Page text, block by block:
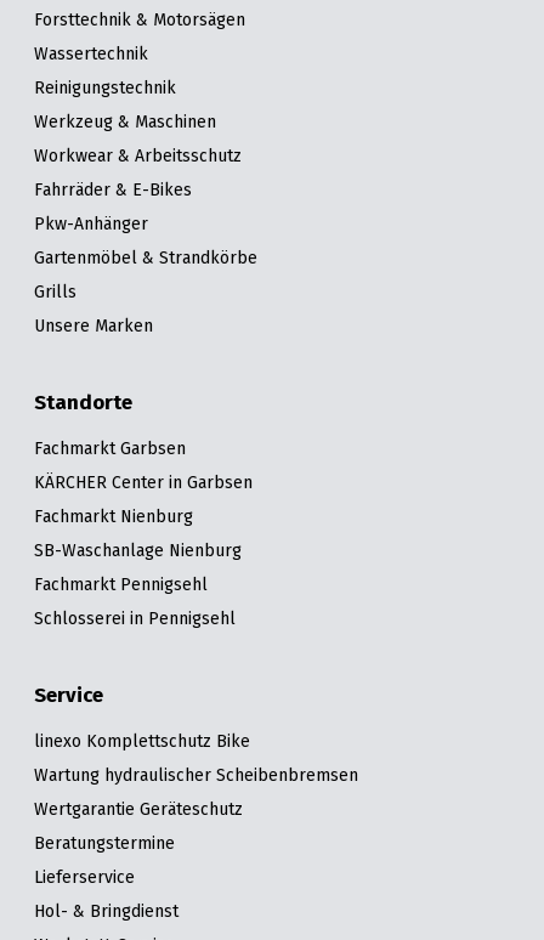
Forsttechnik & Motorsägen
Wassertechnik
Reinigungstechnik
Werkzeug & Maschinen
Workwear & Arbeitsschutz
Fahrräder & E-Bikes
Pkw-Anhänger
Gartenmöbel & Strandkörbe
Grills
Unsere Marken
Standorte
Fachmarkt Garbsen
KÄRCHER Center in Garbsen
Fachmarkt Nienburg
SB-Waschanlage Nienburg
Fachmarkt Pennigsehl
Schlosserei in Pennigsehl
Service
linexo Komplettschutz Bike
Wartung hydraulischer Scheibenbremsen
Wertgarantie Geräteschutz
Beratungstermine
Lieferservice
Hol- & Bringdienst